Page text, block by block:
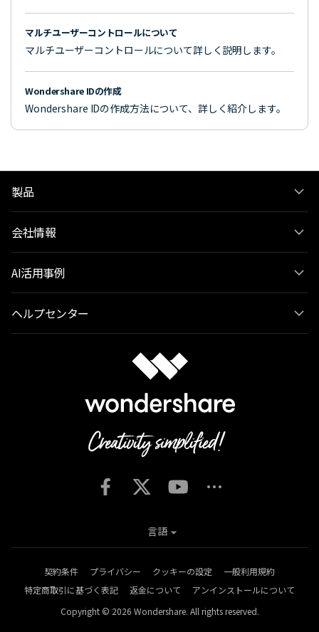
マルチユーザーコントロールについて
マルチユーザーコントロールについて詳しく説明します。
Wondershare IDの作成
Wondershare IDの作成方法について、詳しく紹介します。
製品
会社情報
AI活用事例
ヘルプセンター
契約条件 プライバシー クッキーの設定
一般利用規約
特定商取引に基づく表記
返金について
アンインストールについて
Copyright © 2026 Wondershare. All rights reserved.
言語